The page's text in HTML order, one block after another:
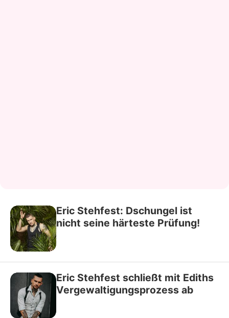
Eric Stehfest: Dschungel ist
nicht seine härteste Prüfung!
Eric Stehfest schließt mit Ediths
Vergewaltigungsprozess ab